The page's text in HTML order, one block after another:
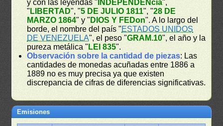
y con las leyendas " INDEPENDENcia",
" LIBERTAD", "5 DE JULIO 1811", "28 DE
MARZO 1864" y " DIOS Y FEDon". A lo largo del
borde, el nombre del país "ESTADOS UNIDOS
DE VENEZUELA", el peso "GRAM.10", el año y la
pureza metálica " LEI 835".
Observación sobre la cantidad de piezas: Las
cantidades de monedas acuñadas entre 1886 a
1889 no es muy precisa ya que existen
discrepancia de cifras de diferencias significativas.
Emisiones